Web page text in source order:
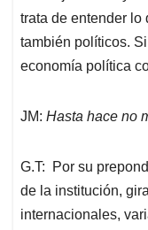
trata de entender lo
también políticos.
economía política
JM: Hasta hace no
G.T: Por su
de la institución,
internacionales,